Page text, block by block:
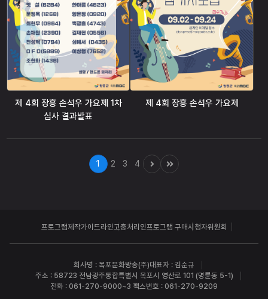
제 4회 장흥 손석우 가요제 1차
심사 결과발표
제 4회 장흥 손석우 가요제
1 2 3 4
프로그램제작가이드라인 고충처리인 프로그램 구매시청자위원회
회사명 : 목포문화방송(주)대표자 : 김순규
주소 : 58723 전남광주통합특별시 목포시 영산로 101 (명륜동 5-1)
전화 : 061-270-9000~3 팩스번호 : 061-270-9209